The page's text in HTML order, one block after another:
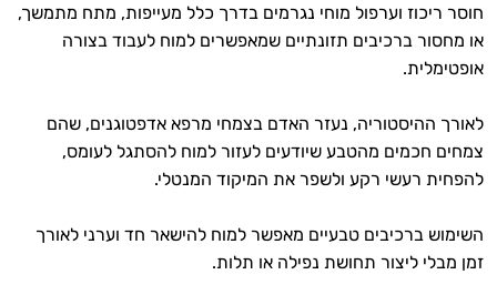
וריכוז
חוסר ריכוז וערפול מוחי נגרמים בדרך כלל מעייפות, מתח מתמשך,
או מחסור ברכיבים תזונתיים שמאפשרים למוח לעבוד בצורה
אופטימלית.
לאורך ההיסטוריה, נעזר האדם בצמחי מרפא אדפטוגנים, שהם
צמחים חכמים מהטבע שיודעים לעזור למוח להסתגל לעומס,
להפחית רעשי רקע ולשפר את המיקוד המנטלי.
השימוש ברכיבים טבעיים מאפשר למוח להישאר חד וערני לאורך
זמן מבלי ליצור תחושת נפילה או תלות.